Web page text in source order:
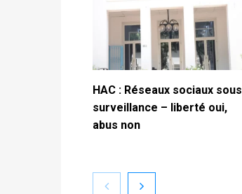
HAC : Réseaux sociaux sous
surveillance – liberté oui,
abus non